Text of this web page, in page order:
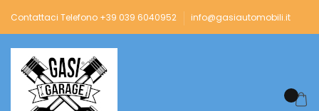
Contattaci Telefono +39 039 6040952 info@gasiautomobili.it